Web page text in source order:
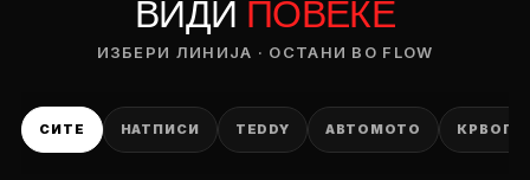
ИЗБЕРИ ЛИНИЈА · ОСТАНИ ВО FLOW
СИТЕ НАТПИСИ TEDDY АВТОМОТО